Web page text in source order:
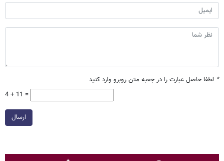
* لطفا حاصل عبارت را در جعبه متن روبرو وارد کنید
4 + 11 =
ارسال